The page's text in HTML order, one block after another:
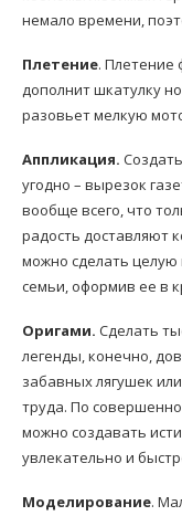
немало времени,
Плетение. Плетение
дополнит шкатулку
разовьет мелкую
Аппликация.
угодно – вырезок
вообще всего, что
радость доставляют
можно сделать целую
семьи, оформив ее в
Оригами. Сделать
легенды, конечно,
забавных лягушек
труда. По
можно создавать
увлекательно и
Моделирование.